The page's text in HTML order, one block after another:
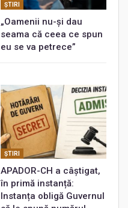
ŞTIRI
„Oamenii nu-și dau
seama că ceea ce spun
eu se va petrece”
ŞTIRI
APADOR-CH a câștigat,
în primă instanță:
Instanța obligă Guvernul